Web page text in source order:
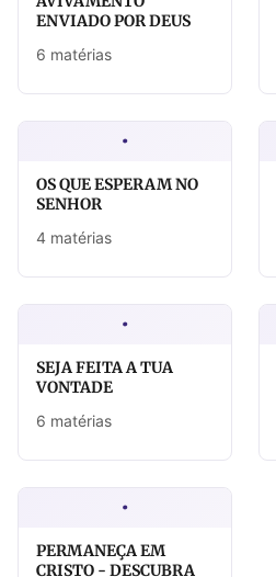
ENVIADO POR DEUS
6 matérias
·
OS QUE ESPERAM NO
SENHOR
4 matérias
·
SEJA FEITA A TUA
VONTADE
6 matérias
·
PERMANEÇA EM
CRISTO - DESCUBRA